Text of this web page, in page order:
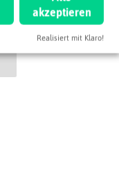
Logistik
akzeptieren
Realisiert mit Klaro!